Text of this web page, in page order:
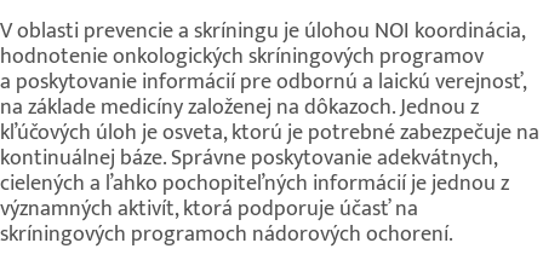
V oblasti prevencie a skríningu je úlohou NOI koordinácia,
hodnotenie onkologických skríningových programov
a poskytovanie informácií pre odbornú a laickú verejnosť,
na základe medicíny založenej na dôkazoch. Jednou z
kľúčových úloh je osveta, ktorú je potrebné zabezpečuje na
kontinuálnej báze. Správne poskytovanie adekvátnych,
cielených a ľahko pochopiteľných informácií je jednou z
významných aktivít, ktorá podporuje účasť na
skríningových programoch nádorových ochorení.